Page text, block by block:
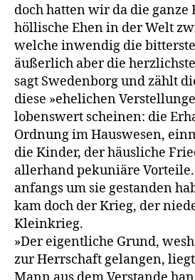
doch hatten wir da die ganze
höllische Ehen in der Welt
welche inwendig die
äußerlich aber die
sagt Swedenborg und zählt
diese »ehelichen
lobenswert scheinen: die
Ordnung im Hauswesen,
die Kinder, der häusliche
allerhand pekuniäre Vorteile.
anfangs um sie gestanden
kam doch der Krieg, der
Kleinkrieg.
»Der eigentliche Grund,
zur Herrschaft gelangen,